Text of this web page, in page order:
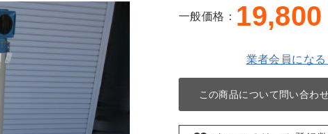
一般価格： 19,800
業者会員にな
この商品について問い合わ